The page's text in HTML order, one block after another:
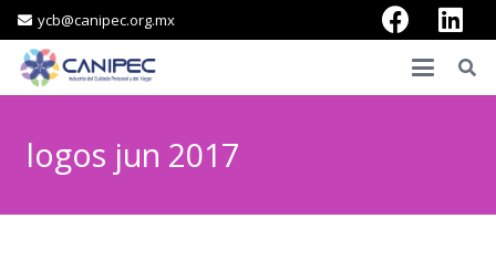
ycb@canipec.org.mx
logos jun 2017